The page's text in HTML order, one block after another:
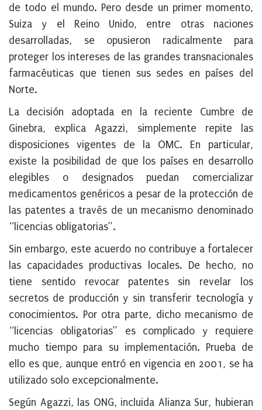
de todo el mundo. Pero desde un primer momento,
Suiza y el Reino Unido, entre otras naciones
desarrolladas, se opusieron radicalmente para
proteger los intereses de las grandes transnacionales
farmacéuticas que tienen sus sedes en países del
Norte.
La decisión adoptada en la reciente Cumbre de
Ginebra, explica Agazzi, simplemente repite las
disposiciones vigentes de la OMC. En particular,
existe la posibilidad de que los países en desarrollo
elegibles o designados puedan comercializar
medicamentos genéricos a pesar de la protección de
las patentes a través de un mecanismo denominado
“licencias obligatorias”.
Sin embargo, este acuerdo no contribuye a fortalecer
las capacidades productivas locales. De hecho, no
tiene sentido revocar patentes sin revelar los
secretos de producción y sin transferir tecnología y
conocimientos. Por otra parte, dicho mecanismo de
“licencias obligatorias” es complicado y requiere
mucho tiempo para su implementación. Prueba de
ello es que, aunque entró en vigencia en 2001, se ha
utilizado solo excepcionalmente.
Según Agazzi, las ONG, incluida Alianza Sur, hubieran